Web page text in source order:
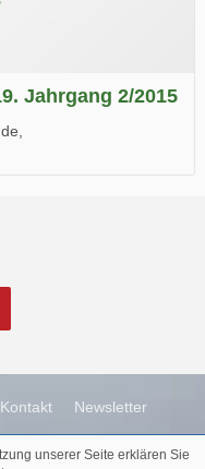
Jahrgang 2/2015
Kontakt Newsletter
unserer Seite erklären Sie